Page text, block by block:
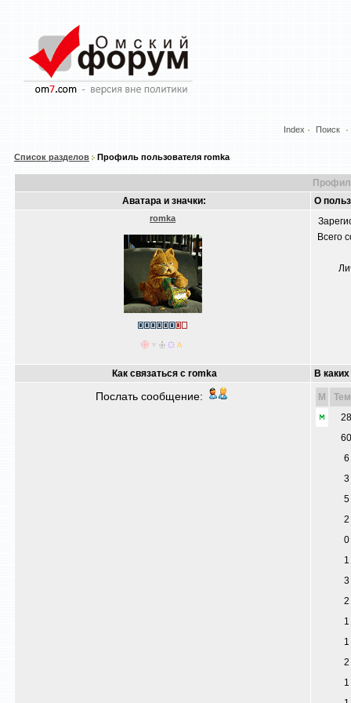
Index Поиск
Список разделов Профиль пользователя romka
Аватара и значки:
О
romka
Всего
Как связаться с romka В
Послать сообщение: M
28
60
6
3
5
2
0
1
3
2
1
1
2
1